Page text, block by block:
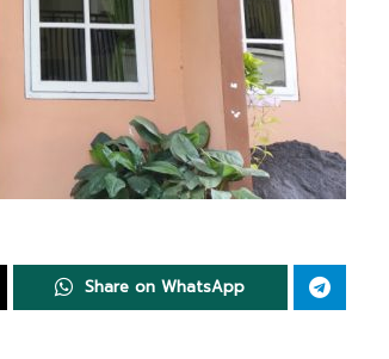
Share on WhatsApp